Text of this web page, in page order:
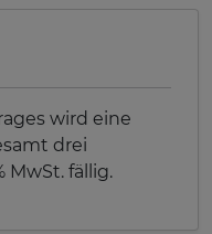
wird eine
drei
MwSt. fällig.